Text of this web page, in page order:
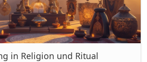
in Religion und Ritual